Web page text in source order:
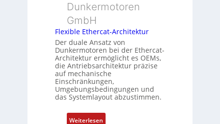
e
w
a
c
h
u
n
g
s
s
u
n
g
u
n
Z
e
t
y
p
s
o
r
g
t
f
ü
Dunkermotoren
GmbH
Flexible Ethercat-Architektur
Der duale Ansatz von
Dunkermotoren bei der Ethercat-
Architektur ermöglicht es OEMs,
die Antriebsarchitektur präzise
auf mechanische
Einschränkungen,
Umgebungsbedingungen und
das Systemlayout abzustimmen.
Weiterlesen: